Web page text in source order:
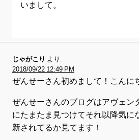
いまして。
じゃがこり より:
2018/09/22 12:49 PM
ぜんせーさん初めまして！こんに
ぜんせーさんのブログはアヴェン
にたまたま見つけてそれ以降気に
新されてるか見てます！